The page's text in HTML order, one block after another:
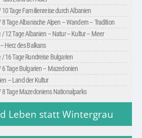
Tage Familienreise durch Albanien
Tage Albanische Alpen – Wandern – Tradition
/ 12 Tage Albanien – Natur – Kultur – Meer
Herz des Balkans
/ 16 Tage Rundreise Bulgarien
6 Tage Bulgarien – Mazedonien
– Land der Kultur
8 Tage Mazedoniens Nationalparks
Leben statt Wintergrau